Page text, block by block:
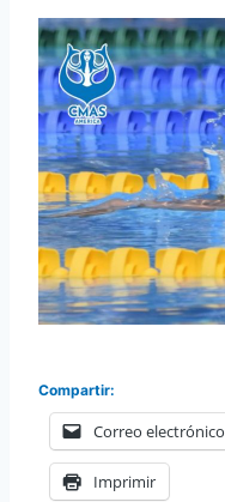
Compartir:
Correo electrónico
Imprimir